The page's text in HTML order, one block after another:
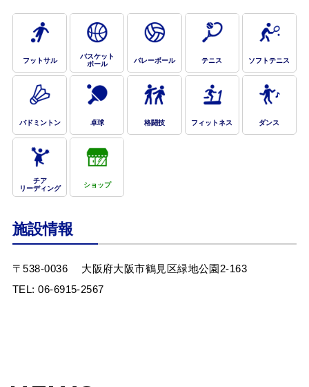
お問合せフォーム
大阪市オーパス・スポーツ施設情報システム
Webアクセシビリティについて
フットサル
バスケット
ボール
バレーボール テニス ソフトテニス
バドミントン 卓球 格闘技 フィットネス ダンス
チア
リーディング
ショップ
施設情報
〒538-0036
大阪府大阪市鶴見区緑地公園2-163
TEL:06-6915-2567